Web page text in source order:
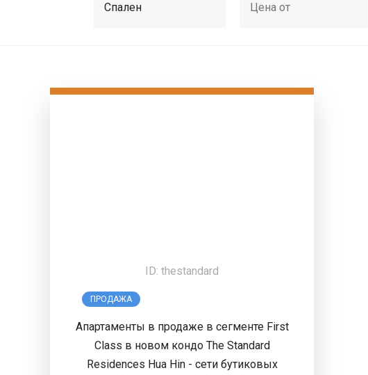
Спален
ID: thestandard
ПРОДАЖА
Апартаменты в продаже в сегменте First
Class в новом кондо The Standard
Residences Hua Hin - сети бутиковых